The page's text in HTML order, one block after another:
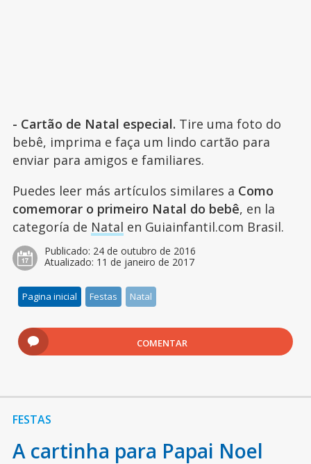
- Cartão de Natal especial. Tire uma foto do
bebê, imprima e faça um lindo cartão para
enviar para amigos e familiares.
Puedes leer más artículos similares a Como
comemorar o primeiro Natal do bebê, en la
categoría de Natal en Guiainfantil.com Brasil.
Publicado: 24 de outubro de 2016
Atualizado: 11 de janeiro de 2017
Pagina inicial Festas Natal
COMENTAR
FESTAS
A cartinha para Papai Noel